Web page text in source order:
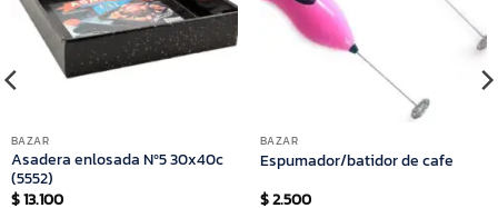
BAZAR
Asadera enlosada Nº5 30x40c
(5552)
$13.100
BAZAR
Espumador/batidor de cafe
$2.500